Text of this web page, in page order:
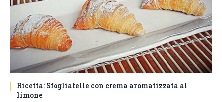
Ricetta: Sfogliatelle con crema aromatizzata al
limone